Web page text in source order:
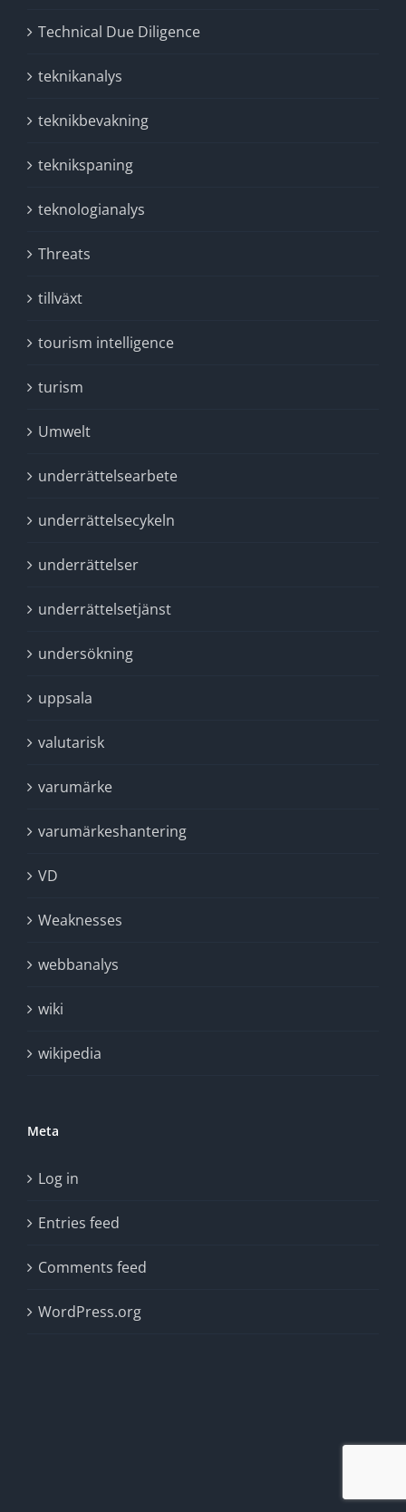
Technical Due Diligence
teknikanalys
teknikbevakning
teknikspaning
teknologianalys
Threats
tillväxt
tourism intelligence
turism
Umwelt
underrättelsearbete
underrättelsecykeln
underrättelser
underrättelsetjänst
undersökning
uppsala
valutarisk
varumärke
varumärkeshantering
VD
Weaknesses
webbanalys
wiki
wikipedia
Meta
Log in
Entries feed
Comments feed
WordPress.org